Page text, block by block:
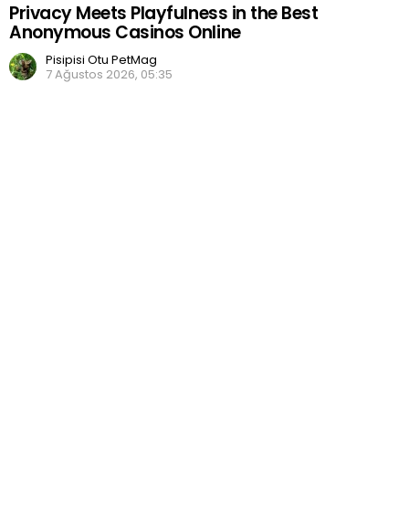
Privacy Meets Playfulness in the Best
Anonymous Casinos Online
Pisipisi Otu PetMag
7 Ağustos 2026, 05:35